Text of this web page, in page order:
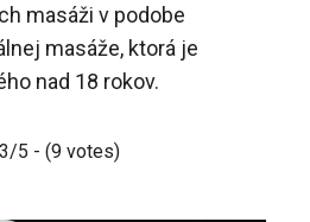
masáži v podobe
masáže, ktorá je
nad 18 rokov.
5 - (9 votes)